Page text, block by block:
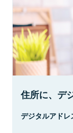
住所に、デ
デジタルアドレ